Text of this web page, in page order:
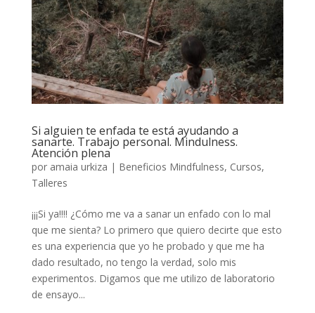
Si alguien te enfada te está ayudando a
sanarte. Trabajo personal. Mindulness.
Atención plena
por amaia urkiza | Beneficios Mindfulness, Cursos,
Talleres
¡¡¡Si ya!!!! ¿Cómo me va a sanar un enfado con lo mal
que me sienta? Lo primero que quiero decirte que esto
es una experiencia que yo he probado y que me ha
dado resultado, no tengo la verdad, solo mis
experimentos. Digamos que me utilizo de laboratorio
de ensayo...